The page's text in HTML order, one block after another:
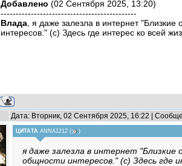
Добавлено (02 Сентября 2025, 13:20)
---------------------------------------------
Влада , я даже залезла в интернет
интересов." (с) Здесь где интерес ко всей
Дата: Вторник, 02 Сентября 2025, 16:22 |
ЦИТАТА ANNA1212 ( )
я даже залезла в интернет "Близкие
общности интересов." (с) Здесь где